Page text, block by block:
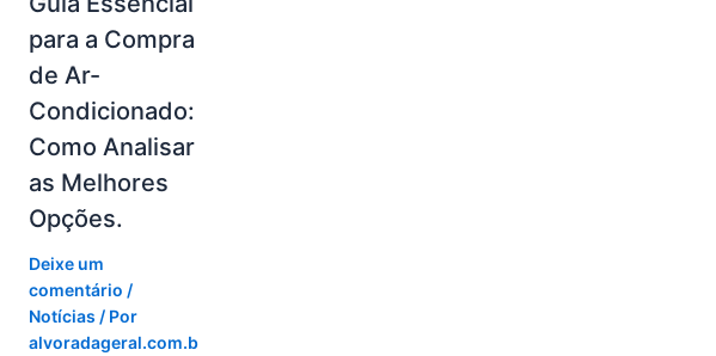
para a Compra
de Ar-
Condicionado:
Como Analisar
as Melhores
Opções.
Deixe um
comentário /
Notícias / Por
alvoradageral.com.b